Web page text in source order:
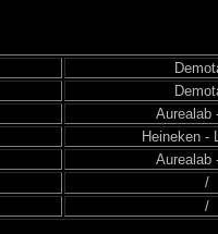
Aurealab
Heineken -
Aurealab
/
/